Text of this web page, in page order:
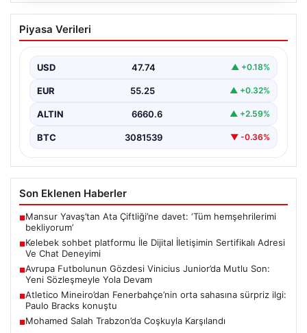
Kelebek sohbet platformu İle Dijital
İletişimin Sertifikalı Adresi Ve Chat
Sanal ortamında kullanıcıların güvenli bir biçimde iletişim
Piyasa Verileri
USD 47.74 ▲ +0.18%
EUR 55.25 ▲ +0.32%
ALTIN 6660.6 ▲ +2.59%
BTC 3081539 ▼ -0.36%
Son Eklenen Haberler
■Mansur Yavaş’tan Ata Çiftliği’ne davet: ‘Tüm hemşehrilerimi
bekliyorum’
■Kelebek sohbet platformu İle Dijital İletişimin Sertifikalı Adresi
Ve Chat Deneyimi
■Avrupa Futbolunun Gözdesi Vinicius Junior’da Mutlu Son:
Yeni Sözleşmeyle Yola Devam
■Atletico Mineiro’dan Fenerbahçe’nin orta sahasına sürpriz ilgi:
Paulo Bracks konuştu
■Mohamed Salah Trabzon’da Coşkuyla Karşılandı